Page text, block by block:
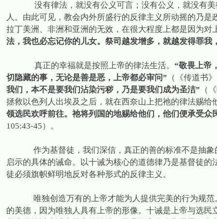
没有律法，就没有公义可言；没有公义，就没有
人。由此可见，教会内外所盛行的反律主义所动摇的乃
拉丁美洲、非洲和亚洲的无效，在很大程度上都是因为
法，我也必忘记你的儿女。祭司越发增多，就越发得罪我
真正的幸福就是按照上帝的律法生活。 “敬畏上帝
切隐藏的事，无论是善是恶，上帝都必审问” （《传道书》
我们，本不是要我们沾染污秽，乃是要我们成为圣洁” （
拯救以色列人出埃及之后，就在西奈山上把祂的律法赐给
领选民欢呼前往。祂将列国的地赐给他们，他们便承受
105:43-45）。
作为基督徒，我们深信，真正的善的标准不是抽
启示的具体的诫命。以十诫为核心的道德律乃是基督徒
徒必须旗帜鲜明地反对各种形式的反律主义。
唯独创造万有的上帝才能为人提供完美的行为规
的美德，因为唯独人具有上帝的形像。十诫是上帝与选